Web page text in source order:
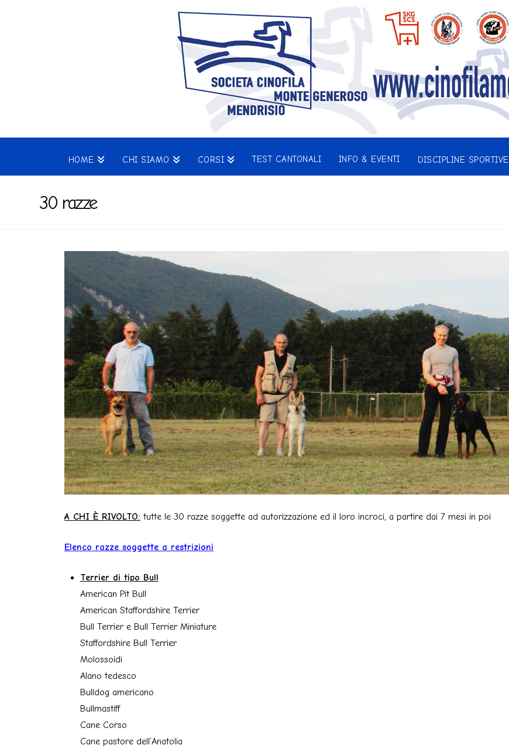
HOME CHI SIAMO CORSI TEST CANTONALI INFO & EVENTI DISCIPLINE SPORTIVE
30 razze
A CHI È RIVOLTO: tutte le 30 razze soggette ad autorizzazione ed il loro incroci, a partire dai 7 mesi in poi
Elenco razze soggette a restrizioni
Terrier di tipo Bull
American Pit Bull
American Staffordshire Terrier
Bull Terrier e Bull Terrier Miniature
Staffordshire Bull Terrier
Molossoidi
Alano tedesco
Bulldog americano
Bullmastiff
Cane Corso
Cane pastore dell’Anatolia